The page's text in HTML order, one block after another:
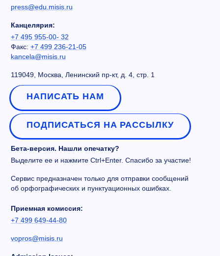
press@edu.misis.ru
Канцелярия:
+7 495 955-00- 32
Факс: +7 499 236-21-05
kancela@misis.ru
119049, Москва, Ленинский пр-кт, д. 4, стр. 1
НАПИСАТЬ НАМ
ПОДПИСАТЬСЯ НА РАССЫЛКУ
Бета-версия. Нашли опечатку?
Выделите ее и нажмите Ctrl+Enter. Спасибо за участие!
Сервис предназначен только для отправки сообщений
об орфографических и пунктуационных ошибках.
Приемная комиссия:
+7 499 649-44-80
vopros@misis.ru